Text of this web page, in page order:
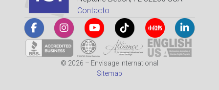
Contacto
© 2026 – Envisage International
Sitemap